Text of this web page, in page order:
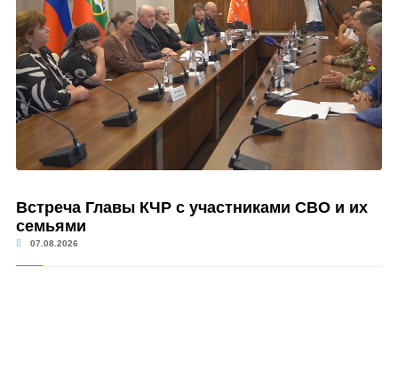
Встреча Главы КЧР с участниками СВО и их
семьями
07.08.2026